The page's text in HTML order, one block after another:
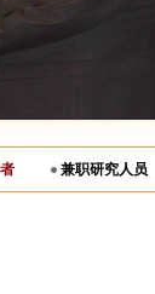
兼职研究人员